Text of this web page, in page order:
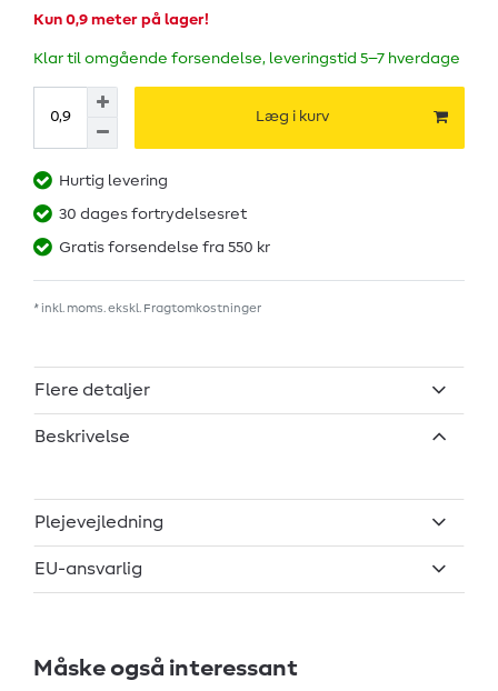
Kun 0,9 meter på lager!
Klar til omgående forsendelse, leveringstid 5–7 hverdage
Læg i kurv
Hurtig levering
30 dages fortrydelsesret
Gratis forsendelse fra 550 kr
* inkl. moms. ekskl. Fragtomkostninger
Flere detaljer
Beskrivelse
Plejevejledning
EU-ansvarlig
Måske også interessant